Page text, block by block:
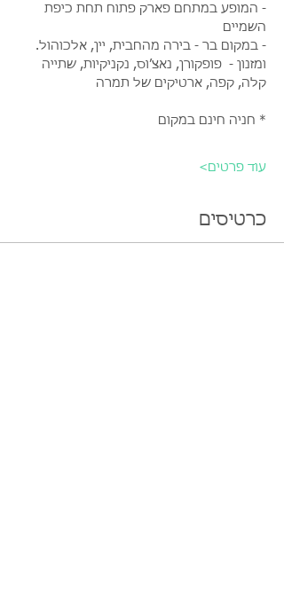
- המופע במתחם פארק פתוח תחת כיפת
השמיים
- במקום בר - בירה מהחבית, יין, אלכוהול.
ומזנון -  פופקורן, נאצ׳וס, נקניקיות, שתייה
קלה, קפה, ארטיקים של תמרה
* חניה חינם במקום
עוד פרטים>
כרטיסים